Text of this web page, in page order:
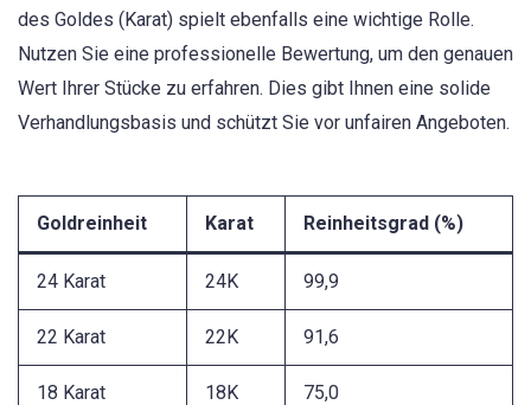
des Goldes (Karat) spielt ebenfalls eine wichtige Rolle.
Nutzen Sie eine professionelle Bewertung, um den genauen
Wert Ihrer Stücke zu erfahren. Dies gibt Ihnen eine solide
Verhandlungsbasis und schützt Sie vor unfairen Angeboten.
Goldreinheit Karat Reinheitsgrad (%)
24 Karat 24K 99,9
22 Karat 22K 91,6
18 Karat 18K 75,0